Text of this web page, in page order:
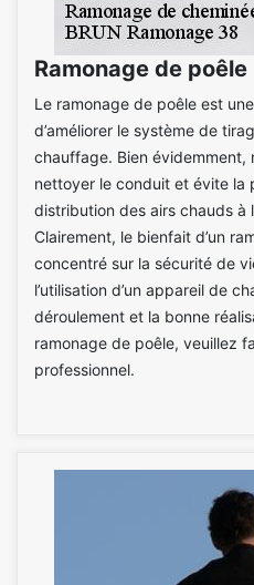
Ramonage de poêle
Le ramonage de poêle est
d’améliorer le système de
chauffage. Bien évidemment,
nettoyer le conduit et évite la
distribution des airs chauds à
Clairement, le bienfait d’un
concentré sur la sécurité de
l’utilisation d’un appareil de
déroulement et la bonne
ramonage de poêle, veuillez
professionnel.